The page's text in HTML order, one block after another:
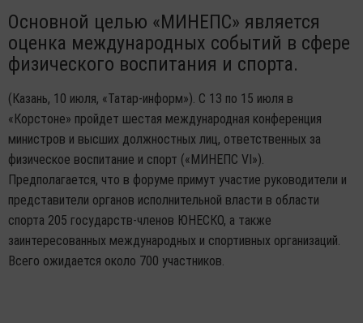
Основной целью «МИНЕПС» является
оценка международных событий в сфере
физического воспитания и спорта.
(Казань, 10 июля, «Татар-информ»). С 13 по 15 июля в
«Корстоне» пройдет шестая международная конференция
министров и высших должностных лиц, ответственных за
физическое воспитание и спорт («МИНЕПС VI»).
Предполагается, что в форуме примут участие руководители и
представители органов исполнительной власти в области
спорта 205 государств-членов ЮНЕСКО, а также
заинтересованных международных и спортивных организаций.
Всего ожидается около 700 участников.